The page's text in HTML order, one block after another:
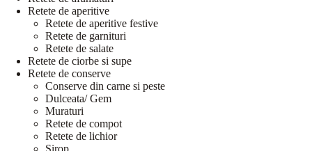
Retete de aperitive
Retete de aperitive festive
Retete de garnituri
Retete de salate
Retete de ciorbe si supe
Retete de conserve
Conserve din carne si peste
Dulceata/ Gem
Muraturi
Retete de compot
Retete de lichior
Sirop